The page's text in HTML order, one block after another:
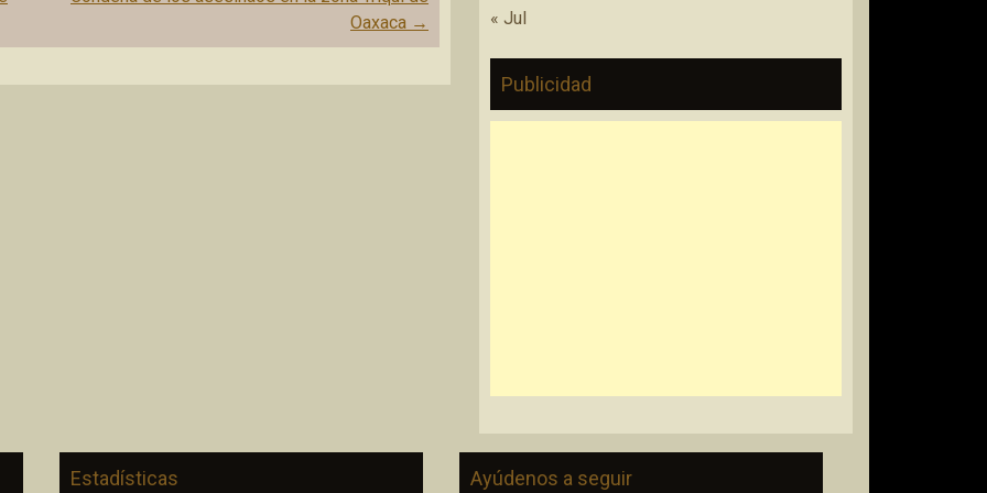
Oaxaca → « Jul
Publicidad
Estadísticas Ayúdenos a seguir